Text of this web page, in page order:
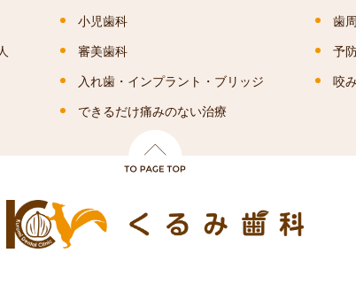
小児歯科
審美歯科
入れ歯・インプラント・ブリッジ
できるだけ痛みのない治療
歯
予
咬